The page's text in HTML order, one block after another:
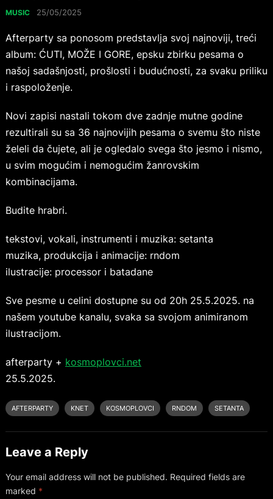
MUSIC 25/05/2025
Afterparty sa ponosom predstavlja svoj najnoviji, treći
album: ĆUTI, MOŽE I GORE, epsku zbirku pesama o
našoj sadašnjosti, prošlosti i budućnosti, za svaku priliku
i raspoloženje.
Novi zapisi nastali tokom dve zadnje mutne godine
rezultirali su sa 36 najnovijih pesama o svemu što niste
želeli da čujete, ali je ogledalo svega što jesmo i nismo,
u svim mogućim i nemogućim žanrovskim
kombinacijama.
Budite hrabri.
tekstovi, vokali, instrumenti i muzika: setanta
muzika, produkcija i animacije: rndom
ilustracije: processor i batadane
Sve pesme u celini dostupne su od 20h 25.5.2025. na
našem youtube kanalu, svaka sa svojom animiranom
ilustracijom.
afterparty + kosmoplovci.net
25.5.2025.
AFTERPARTY KNET KOSMOPLOVCI RNDOM SETANTA
Leave a Reply
Your email address will not be published. Required fields are
marked *